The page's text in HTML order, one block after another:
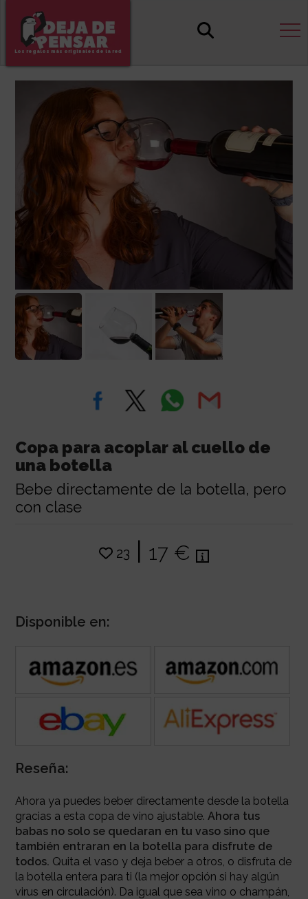
Los regalos más originales de la red
Copa para acoplar al cuello de
una botella
Bebe directamente de la botella, pero
con clase
23 | 17 €
Disponible en:
Reseña:
Ahora ya puedes beber directamente desde la botella
gracias a esta copa de vino ajustable. Ahora tus
babas no solo se quedaran en tu vaso sino que
también entraran en la botella para disfrute de
todos. Quita el vaso y deja beber a otros, o disfruta de
la botella entera para ti (la mejor opción si hay algún
virus en circulación). Da igual que sea vino o champán,